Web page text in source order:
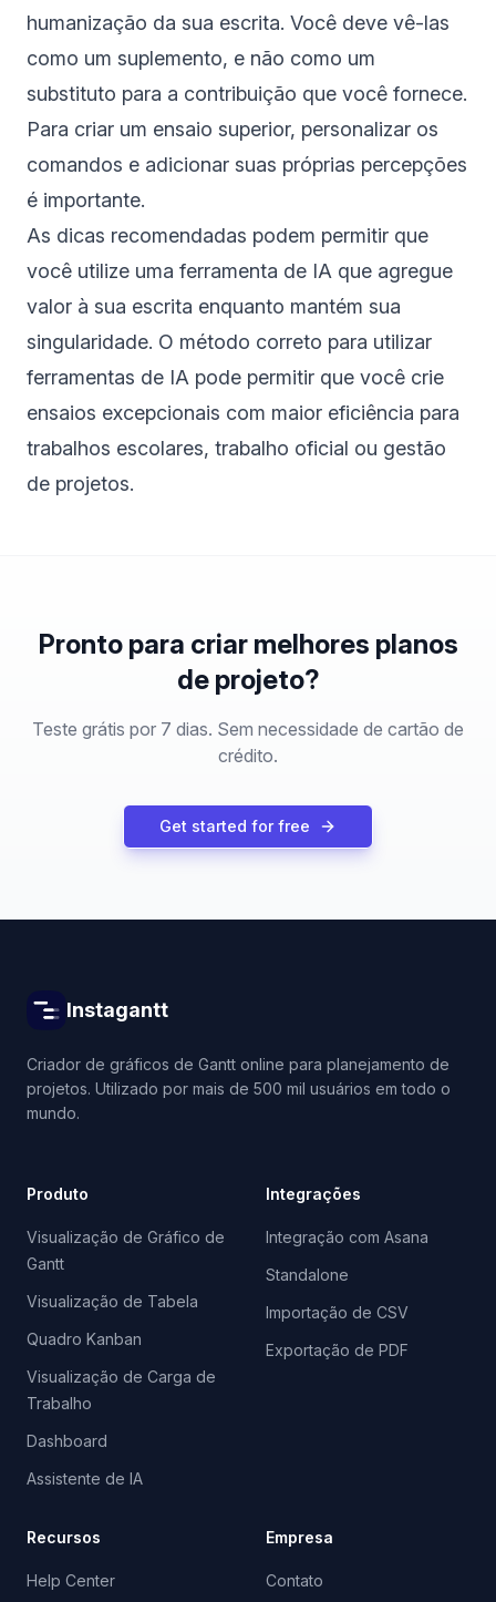
humanização da sua escrita. Você deve vê-las
como um suplemento, e não como um
substituto para a contribuição que você fornece.
Para criar um ensaio superior, personalizar os
comandos e adicionar suas próprias percepções
é importante.
As dicas recomendadas podem permitir que
você utilize uma ferramenta de IA que agregue
valor à sua escrita enquanto mantém sua
singularidade. O método correto para utilizar
ferramentas de IA pode permitir que você crie
ensaios excepcionais com maior eficiência para
trabalhos escolares, trabalho oficial ou gestão
de projetos.
Pronto para criar melhores planos
de projeto?
Teste grátis por 7 dias. Sem necessidade de cartão de
crédito.
Get started for free
Instagantt
Criador de gráficos de Gantt online para planejamento de
projetos. Utilizado por mais de 500 mil usuários em todo o
mundo.
Produto
Visualização de Gráfico de
Gantt
Visualização de Tabela
Quadro Kanban
Visualização de Carga de
Trabalho
Dashboard
Assistente de IA
Integrações
Integração com Asana
Standalone
Importação de CSV
Exportação de PDF
Recursos
Help Center
Empresa
Contato